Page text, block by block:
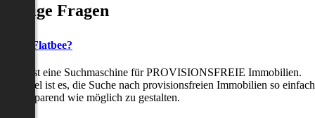
Fragen
ist Flatbee?
ist eine Suchmaschine für PROVISIONSFREIE Immobilien.
Ziel ist es, die Suche nach provisionsfreien Immobilien so einfach
zeitsparend wie möglich zu gestalten.